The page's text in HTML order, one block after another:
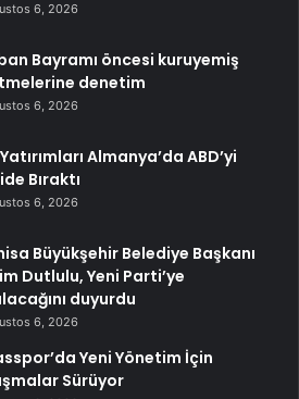
6, 2026
Bayramı öncesi kuruyemiş
denetim
6, 2026
Almanya’da ABD’yi
Bıraktı
6, 2026
Büyükşehir Belediye Başkanı
Dutlulu, Yeni Parti’ye
duyurdu
6, 2026
Yeni Yönetim İçin
Sürüyor